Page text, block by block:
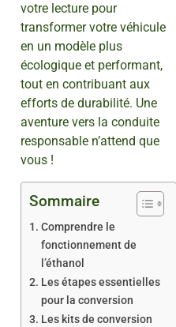
votre lecture pour
transformer votre véhicule
en un modèle plus
écologique et performant,
tout en contribuant aux
efforts de durabilité. Une
aventure vers la conduite
responsable n’attend que
vous !
Sommaire
Comprendre le
fonctionnement de
l’éthanol
Les étapes essentielles
pour la conversion
Les kits de conversion